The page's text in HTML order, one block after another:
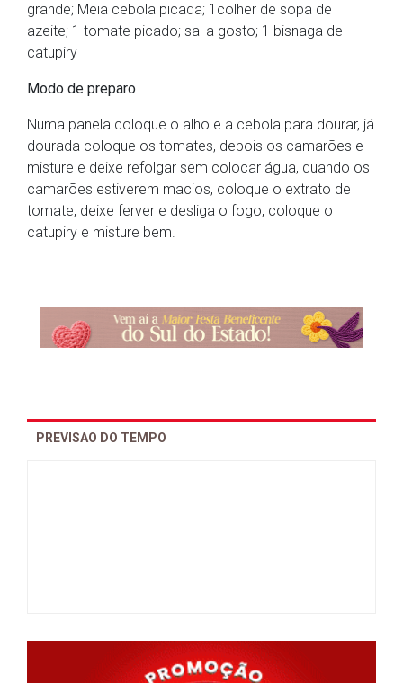
grande; Meia cebola picada; 1colher de sopa de
azeite; 1 tomate picado; sal a gosto; 1 bisnaga de
catupiry
Modo de preparo
Numa panela coloque o alho e a cebola para dourar, já
dourada coloque os tomates, depois os camarões e
misture e deixe refolgar sem colocar água, quando os
camarões estiverem macios, coloque o extrato de
tomate, deixe ferver e desliga o fogo, coloque o
catupiry e misture bem.
PREVISAO DO TEMPO